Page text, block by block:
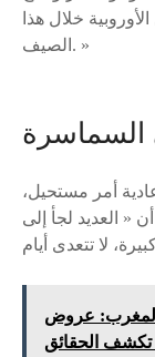
خلال هذا
الصيف. »
السماسرة
أمر مستحيل،
« العديد لجأ إلى
عروض